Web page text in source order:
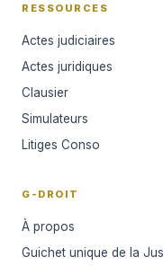
RESSOURCES
Actes judiciaires
Actes juridiques
Clausier
Simulateurs
Litiges Conso
G-DROIT
À propos
Guichet unique de la